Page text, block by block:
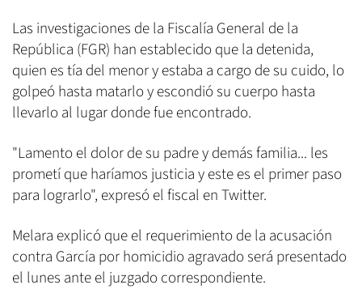
Las investigaciones de la Fiscalía General de la
República (FGR) han establecido que la detenida,
quien es tía del menor y estaba a cargo de su cuido, lo
golpeó hasta matarlo y escondió su cuerpo hasta
llevarlo al lugar donde fue encontrado.
"Lamento el dolor de su padre y demás familia... les
prometí que haríamos justicia y este es el primer paso
para lograrlo", expresó el fiscal en Twitter.
Melara explicó que el requerimiento de la acusación
contra García por homicidio agravado será presentado
el lunes ante el juzgado correspondiente.